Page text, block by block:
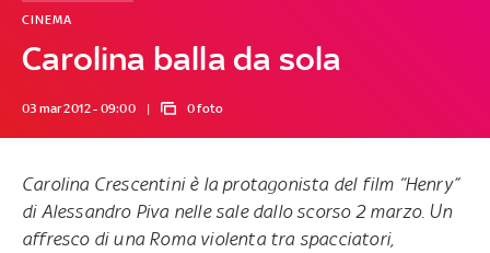
Carolina balla da sola
CINEMA
03 mar 2012 - 09:00 0 foto
Carolina Crescentini è la protagonista del film “Henry”
di Alessandro Piva nelle sale dallo scorso 2 marzo. Un
affresco di una Roma violenta tra spacciatori,